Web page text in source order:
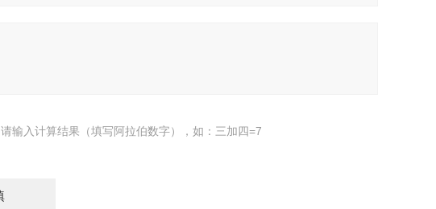
请输入计算结果（填写阿拉伯数字），如：三加四=7